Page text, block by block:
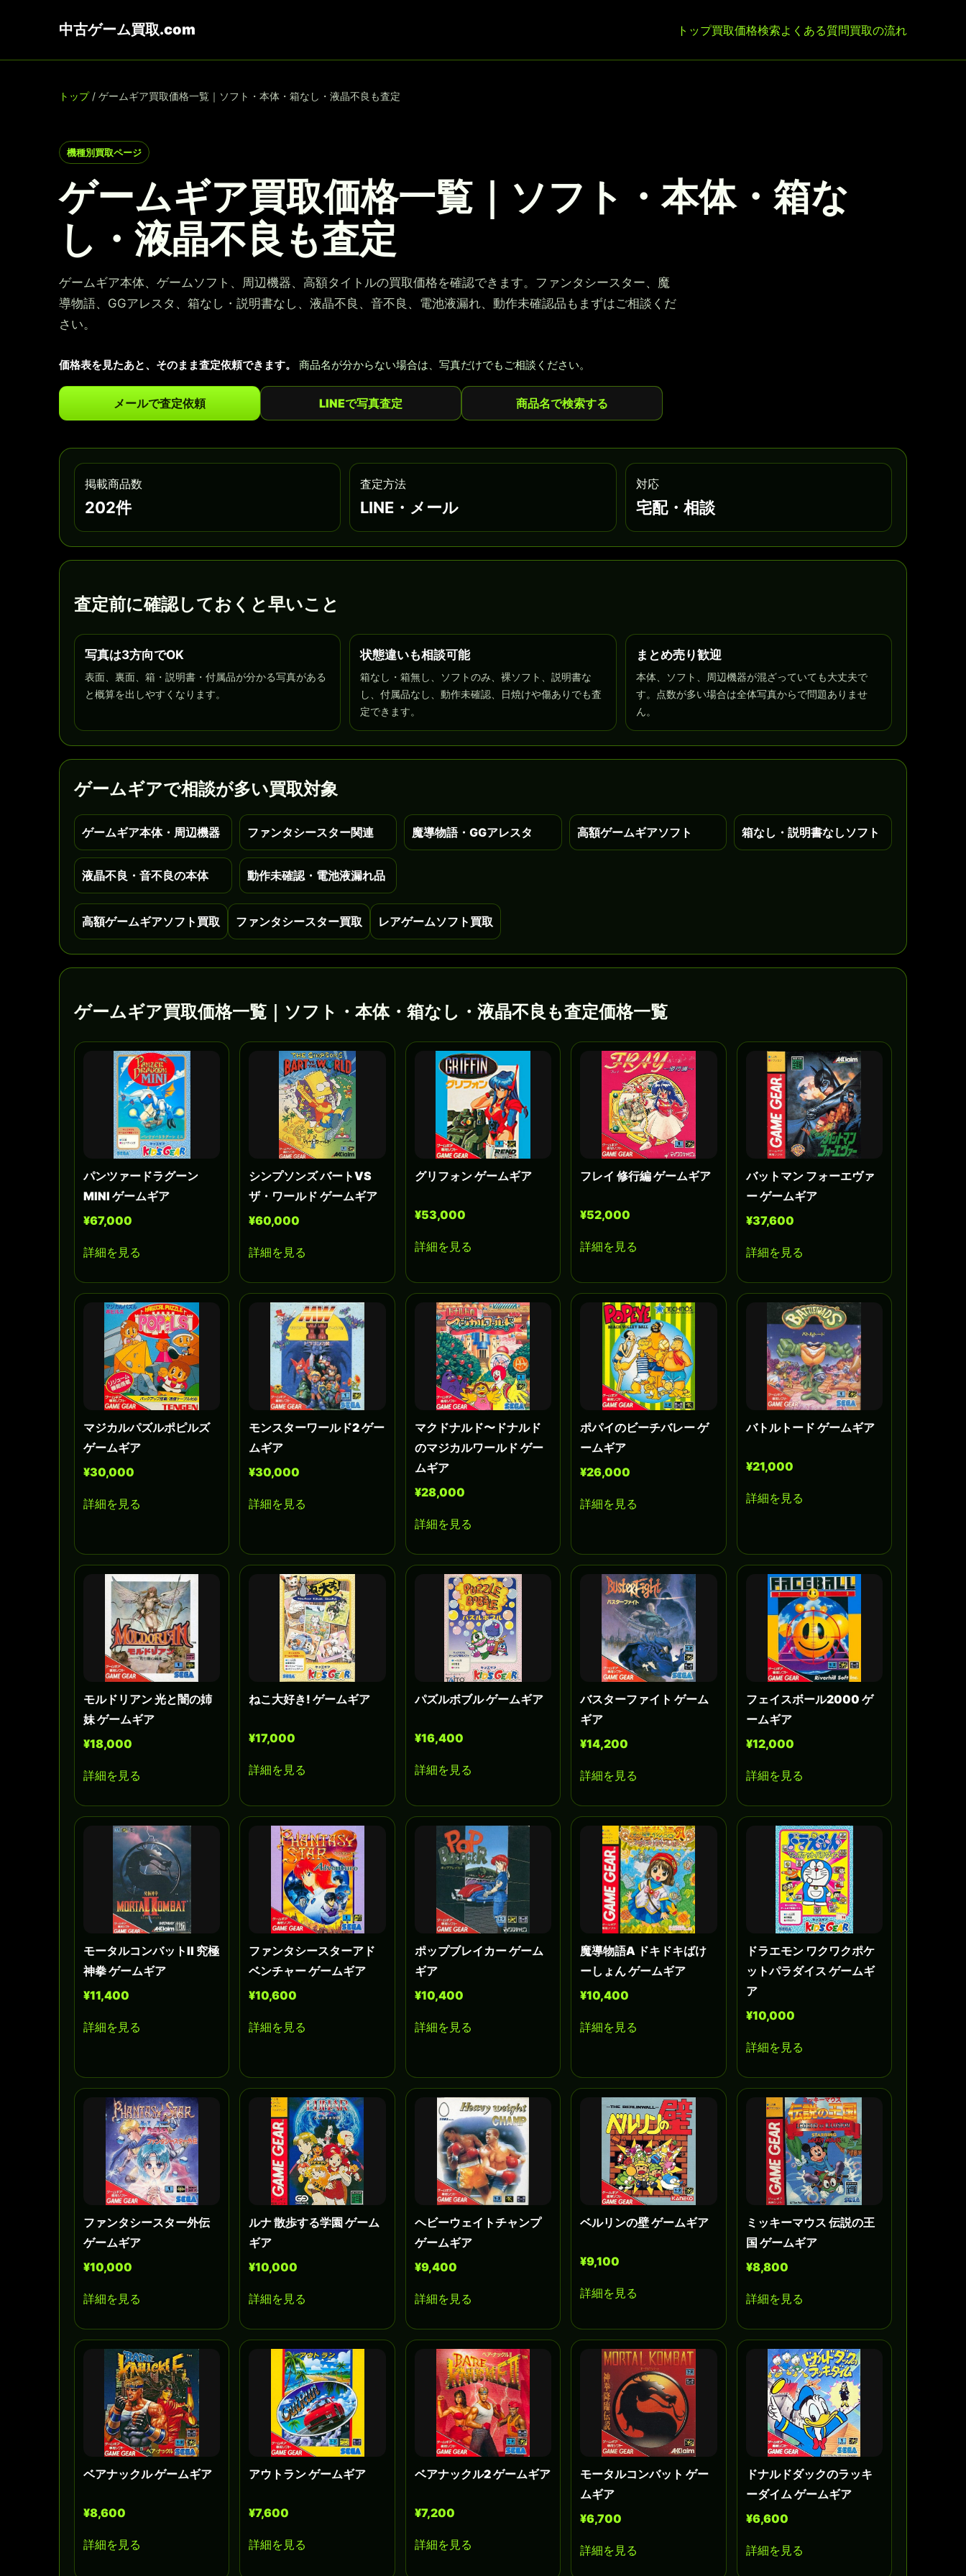
中古ゲーム買取.com トップ買取価格検索よくある質問買取の流れ
トップ/ ゲームギア買取価格一覧｜ソフト・本体・箱なし・液晶不良も査定
機種別買取ページ
ゲームギア買取価格一覧｜ソフト・本体・箱な
し・液晶不良も査定
ゲームギア本体、ゲームソフト、周辺機器、高額タイトルの買取価格を確認できます。ファンタシースター、魔
導物語、GGアレスタ、箱なし・説明書なし、液晶不良、音不良、電池液漏れ、動作未確認品もまずはご相談くだ
さい。
価格表を見たあと、そのまま査定依頼できます。 商品名が分からない場合は、写真だけでもご相談ください。
メールで査定依頼 LINEで写真査定 商品名で検索する
掲載商品数
202件
査定方法
LINE・メール
対応
宅配・相談
査定前に確認しておくと早いこと
写真は3方向でOK
表面、裏面、箱・説明書・付属品が分かる写真がある
と概算を出しやすくなります。
状態違いも相談可能
箱なし・箱無し、ソフトのみ、裸ソフト、説明書な
し、付属品なし、動作未確認、日焼けや傷ありでも査
定できます。
まとめ売り歓迎
本体、ソフト、周辺機器が混ざっていても大丈夫で
す。点数が多い場合は全体写真からで問題ありませ
ん。
ゲームギアで相談が多い買取対象
ゲームギア本体・周辺機器 ファンタシースター関連 魔導物語・GGアレスタ 高額ゲームギアソフト 箱なし・説明書なしソフト
液晶不良・音不良の本体 動作未確認・電池液漏れ品
高額ゲームギアソフト買取 ファンタシースター買取 レアゲームソフト買取
ゲームギア買取価格一覧｜ソフト・本体・箱なし・液晶不良も査定価格一覧
パンツァードラグーン
MINI ゲームギア
¥67,000
詳細を見る
シンプソンズ バートVS
ザ・ワールド ゲームギア
¥60,000
詳細を見る
グリフォン ゲームギア
¥53,000
詳細を見る
フレイ 修行編 ゲームギア
¥52,000
詳細を見る
バットマン フォーエヴァ
ー ゲームギア
¥37,600
詳細を見る
マジカルパズルポピルズ
ゲームギア
¥30,000
詳細を見る
モンスターワールド2 ゲー
ムギア
¥30,000
詳細を見る
マクドナルド〜ドナルド
のマジカルワールド ゲー
ムギア
¥28,000
詳細を見る
ポパイのビーチバレー ゲ
ームギア
¥26,000
詳細を見る
バトルトード ゲームギア
¥21,000
詳細を見る
モルドリアン 光と闇の姉
妹 ゲームギア
¥18,000
詳細を見る
ねこ大好き! ゲームギア
¥17,000
詳細を見る
パズルボブル ゲームギア
¥16,400
詳細を見る
バスターファイト ゲーム
ギア
¥14,200
詳細を見る
フェイスボール2000 ゲ
ームギア
¥12,000
詳細を見る
モータルコンバットII 究極
神拳 ゲームギア
¥11,400
詳細を見る
ファンタシースターアド
ベンチャー ゲームギア
¥10,600
詳細を見る
ポップブレイカー ゲーム
ギア
¥10,400
詳細を見る
魔導物語A ドキドキばけ
ーしょん ゲームギア
¥10,400
詳細を見る
ドラエモン ワクワクポケ
ットパラダイス ゲームギ
ア
¥10,000
詳細を見る
ファンタシースター外伝
ゲームギア
¥10,000
詳細を見る
ルナ 散歩する学園 ゲーム
ギア
¥10,000
詳細を見る
ヘビーウェイトチャンプ
ゲームギア
¥9,400
詳細を見る
ベルリンの壁 ゲームギア
¥9,100
詳細を見る
ミッキーマウス 伝説の王
国 ゲームギア
¥8,800
詳細を見る
ベアナックル ゲームギア
¥8,600
詳細を見る
アウトラン ゲームギア
¥7,600
詳細を見る
ベアナックル2 ゲームギア
¥7,200
詳細を見る
モータルコンバット ゲー
ムギア
¥6,700
詳細を見る
ドナルドダックのラッキ
ーダイム ゲームギア
¥6,600
詳細を見る